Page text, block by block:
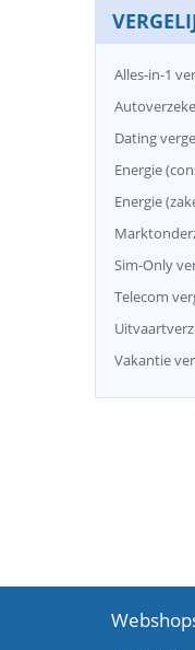
Alles-in-1
Dating
Energie
Energie
Sim-Only
Telecom
Vakantie